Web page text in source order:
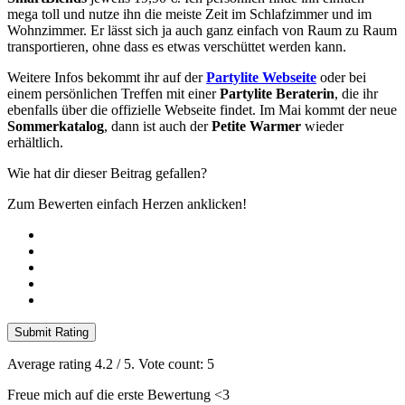
mega toll und nutze ihn die meiste Zeit im Schlafzimmer und im
Wohnzimmer. Er lässt sich ja auch ganz einfach von Raum zu Raum
transportieren, ohne dass es etwas verschüttet werden kann.
Weitere Infos bekommt ihr auf derPartylite Webseite oder bei
einem persönlichen Treffen mit einerPartylite Beraterin, die ihr
ebenfalls über die offizielle Webseite findet. Im Mai kommt der neue
Sommerkatalog, dann ist auch derPetite Warmer wieder
erhältlich.
Wie hat dir dieser Beitrag gefallen?
Zum Bewerten einfach Herzen anklicken!
Submit Rating
Average rating 4.2 / 5. Vote count: 5
Freue mich auf die erste Bewertung <3